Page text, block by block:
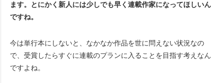
ます。とにかく新人には少しでも早く連載作家になってほしいん
ですね。
今は単行本にしないと、なかなか作品を世に問えない状況なの
で、受賞したらすぐに連載のプランに入ることを目指す考えなん
ですよね。